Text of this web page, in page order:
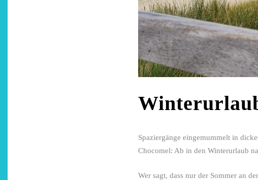
Spaziergänge eingemummelt in
Chocomel: Ab in den Winterurlaub
Wer sagt, dass nur der Sommer an